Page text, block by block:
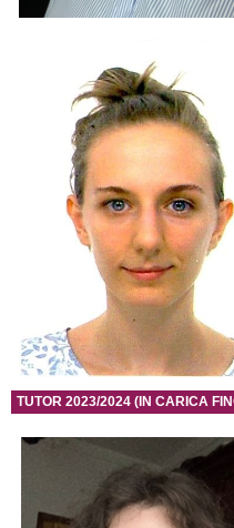
TUTOR 2023/2024 (IN CARICA